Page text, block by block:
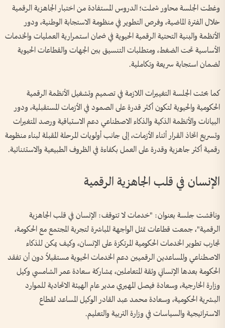
وغطت الجلسة محاور شملت؛ الدروس المستفادة من اختبار الجاهزية الرقمية
خلال الفترة الماضية، وفرص التطوير في منظومة الاستجابة الوطنية، ودور
الأنظمة والبنية التحتية الرقمية الحيوية في ضمان استمرارية العمليات والخدمات
الأساسية تحت الضغط، ومتطلبات التنسيق بين الجهات والقطاعات الحيوية
لضمان استجابة سريعة وتكاملية.
كما بحثت الجلسة التغييرات اللازمة في تصميم وتشغيل الأنظمة الرقمية
الحكومية والحيوية لتكون أكثر قدرة على الصمود في الأزمات المستقبلية، ودور
البيانات والأنظمة الذكية والذكاء الاصطناعي دعم الاستباقية ورصد المتغيرات
وتسريع اتخاذ القرار أثناء الأزمات، إلى جانب أولويات المرحلة المقبلة لبناء منظومة
رقمية أكثر جاهزية وقدرة على العمل بكفاءة في الظروف الطبيعية والاستثنائية.
الإنسان في قلب الجاهزية الرقمية
وناقشت جلسة بعنوان: "خدمات لا تتوقف: الإنسان في قلب الجاهزية
الرقمية"، جمعت قطاعات تمثل الواجهة المباشرة لتجربة المجتمع مع الحكومة،
تجارب تطوير الخدمات الحكومية المرتكزة على الإنسان، وكيف يمكن للذكاء
الاصطناعي والمساعدين الرقميين دعم الخدمات الحيوية مستقبلاً دون أن تفقد
الحكومة بعدها الإنساني وثقة المتعاملين، بمشاركة سعادة عمر الشامسي وكيل
وزارة الخارجية، وسعادة فيصل المهيري مدير عام الهيئة الاتحادية للموارد
البشرية الحكومية، وسعادة محمد عبد القادر الوكيل المساعد لقطاع
الاستراتيجية والسياسات في وزارة التربية والتعليم.